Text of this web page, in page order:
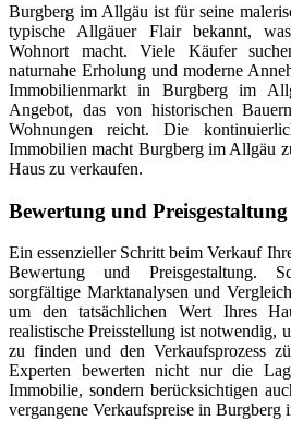
Burgberg im Allgäu ist für seine
typische Allgäuer Flair bekannt,
Wohnort macht. Viele Käufer
naturnahe Erholung und moderne
Immobilienmarkt in Burgberg im
Angebot, das von historischen
Wohnungen reicht. Die
Immobilien macht Burgberg im Allgäu
Haus zu verkaufen.
Bewertung und Preisgestaltung
Ein essenzieller Schritt beim Verkauf
Bewertung und Preisgestaltung.
sorgfältige Marktanalysen und
um den tatsächlichen Wert Ihres
realistische Preisstellung ist notwendig,
zu finden und den Verkaufsprozess
Experten bewerten nicht nur die
Immobilie, sondern berücksichtigen
vergangene Verkaufspreise in Burgberg